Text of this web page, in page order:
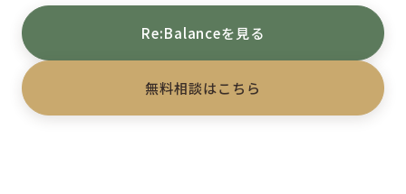
Re:Balanceを見る
無料相談はこちら